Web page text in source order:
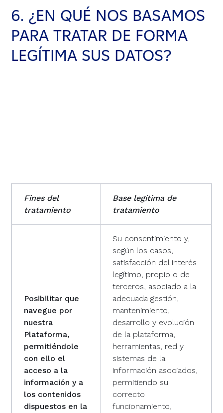
6. ¿EN QUÉ NOS BASAMOS
PARA TRATAR DE FORMA
LEGÍTIMA SUS DATOS?
Fines del
tratamiento
Base legítima de
tratamiento
Posibilitar que
navegue por
nuestra
Plataforma,
permitiéndole
con ello el
acceso a la
información y a
los contenidos
dispuestos en la
Su consentimiento y,
según los casos,
satisfacción del interés
legítimo, propio o de
terceros, asociado a la
adecuada gestión,
mantenimiento,
desarrollo y evolución
de la plataforma,
herramientas, red y
sistemas de la
información asociados,
permitiendo su
correcto
funcionamiento,